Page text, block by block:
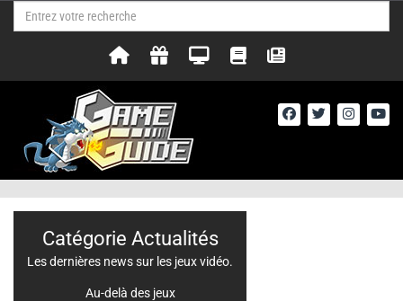
Catégorie Actualités
Les dernières news sur les jeux vidéo.
Au-delà des jeux